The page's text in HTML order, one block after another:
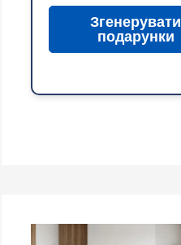
Згенерувати
подарунки